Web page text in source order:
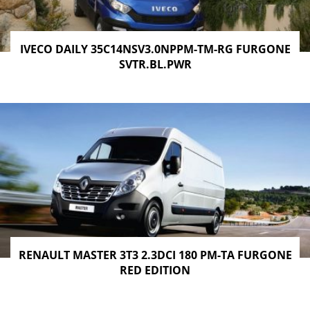
IVECO DAILY 35C14NSV3.0NPPM-TM-RG FURGONE
SVTR.BL.PWR
RENAULT MASTER 3T3 2.3DCI 180 PM-TA FURGONE
RED EDITION